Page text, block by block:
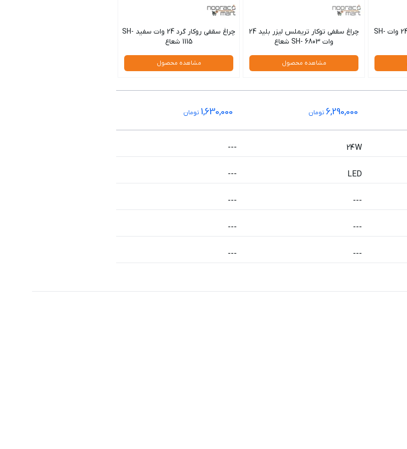
چراغ سقفی توکار لیزر بلید 24 وات SH-
چراغ سقفی توکار تریملس لیزر بلید 24
وات SH- 6803 شعاع
مشاهده محصول
چراغ سقفی روکار گرد 24 وات سفید SH-
1115 شعاع
مشاهده محصول
6,290,000 تومان 1,630,000 تومان
24W
---
LED
---
---
---
---
---
---
---